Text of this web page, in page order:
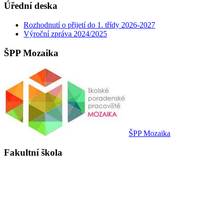
Úřední deska
Rozhodnutí o přijetí do 1. třídy 2026-2027
Výroční zpráva 2024/2025
ŠPP Mozaika
ŠPP Mozaika
Fakultní škola